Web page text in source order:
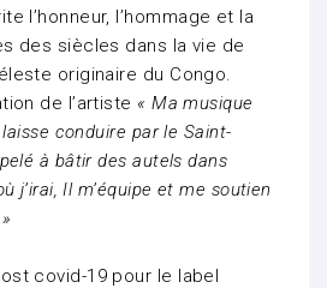
l’honneur, l’hommage et la
des siècles dans la vie de
originaire du Congo.
de l’artiste « Ma musique
conduire par le Saint-
à bâtir des autels dans
j’irai, Il m’équipe et me soutien
covid-19 pour le label